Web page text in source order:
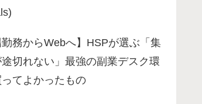
勤務からWebへ】HSPが選ぶ「集
切れない」最強の副業デスク環
てよかったもの